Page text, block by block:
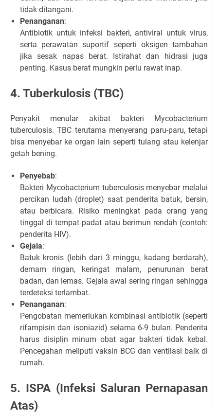
tidak ditangani.
Penanganan:
Antibiotik untuk infeksi bakteri, antiviral untuk virus,
serta perawatan suportif seperti oksigen tambahan
jika sesak napas berat. Istirahat dan hidrasi juga
penting. Kasus berat mungkin perlu rawat inap.
4. Tuberkulosis (TBC)
Penyakit menular akibat bakteri Mycobacterium
tuberculosis. TBC terutama menyerang paru-paru, tetapi
bisa menyebar ke organ lain seperti tulang atau kelenjar
getah bening.
Penyebab:
Bakteri Mycobacterium tuberculosis menyebar melalui
percikan ludah (droplet) saat penderita batuk, bersin,
atau berbicara. Risiko meningkat pada orang yang
tinggal di tempat padat atau berimun rendah (contoh:
penderita HIV).
Gejala:
Batuk kronis (lebih dari 3 minggu, kadang berdarah),
demam ringan, keringat malam, penurunan berat
badan, dan lemas. Gejala awal sering ringan sehingga
terdeteksi terlambat.
Penanganan:
Pengobatan memerlukan kombinasi antibiotik (seperti
rifampisin dan isoniazid) selama 6-9 bulan. Penderita
harus disiplin minum obat agar bakteri tidak kebal.
Pencegahan meliputi vaksin BCG dan ventilasi baik di
rumah.
5. ISPA (Infeksi Saluran Pernapasan
Atas)